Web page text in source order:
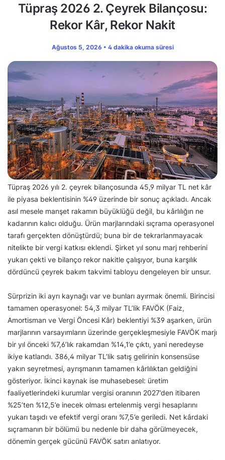
Tüpraş 2026 2. Çeyrek Bilançosu:
Rekor Kâr, Rekor Nakit
Ağustos 5, 2026 • 4 dakika okuma süresi
Tüpraş 2026 yılı 2. çeyrek bilançosunda 45,9 milyar TL net kâr
ile piyasa beklentisinin %49 üzerinde bir sonuç açıkladı. Ancak
asıl mesele manşet rakamın büyüklüğü değil, bu kârlılığın ne
kadarının kalıcı olduğu. Ürün marjlarındaki sıçrama operasyonel
tarafı gerçekten dönüştürdü; buna bir de tekrarlanmayacak
nitelikte bir vergi katkısı eklendi. Şirket yıl sonu marj rehberini
yukarı çekti ve bilanço rekor nakitle çalışıyor, buna karşılık
dördüncü çeyrek bakım takvimi tabloyu dengeleyen bir unsur.
Sürprizin iki ayrı kaynağı var ve bunları ayırmak önemli. Birincisi
tamamen operasyonel: 54,3 milyar TL’lik FAVÖK (Faiz,
Amortisman ve Vergi Öncesi Kâr) beklentiyi %39 aşarken, ürün
marjlarının varsayımların üzerinde gerçekleşmesiyle FAVÖK marjı
bir yıl önceki %7,6’lık rakamdan %14,1’e çıktı, yani neredeyse
ikiye katlandı. 386,4 milyar TL’lik satış gelirinin konsensüse
yakın seyretmesi, ayrışmanın tamamen kârlılıktan geldiğini
gösteriyor. İkinci kaynak ise muhasebesel: üretim
faaliyetlerindeki kurumlar vergisi oranının 2027’den itibaren
%25’ten %12,5’e inecek olması ertelenmiş vergi hesaplarını
yukarı taşıdı ve efektif vergi oranı %7,5’e geriledi. Net kârdaki
sıçramanın bir bölümü bu nedenle bir daha görülmeyecek,
dönemin gerçek gücünü FAVÖK satırı anlatıyor.